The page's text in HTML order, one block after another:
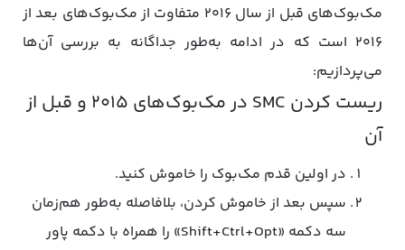
مک‌بوک‌های قبل از سال ۲۰۱۶ متفاوت از مک‌بوک‌های بعد از
۲۰۱۶ است که در ادامه به‌طور جداگانه به بررسی آ‌ن‌ها
می‌پردازیم:
ریست کردن SMC در مک‌بوک‌های ۲۰۱۵ و قبل از
آن
در اولین قدم مک‌بوک را خاموش کنید.
سپس بعد از خاموش کردن، بلافاصله به‌طور هم‌زمان‌
سه دکمه «Shift+Ctrl+Opt» را همراه با دکمه پاور